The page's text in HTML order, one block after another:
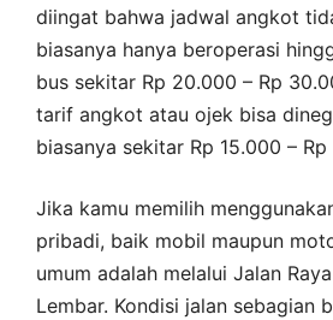
diingat bahwa jadwal angkot
biasanya hanya beroperasi
bus sekitar Rp 20.000 – Rp
tarif angkot atau ojek bisa
biasanya sekitar Rp 15.000 –
Jika kamu memilih
pribadi, baik mobil maupun
umum adalah melalui Jalan
Lembar. Kondisi jalan sebagian